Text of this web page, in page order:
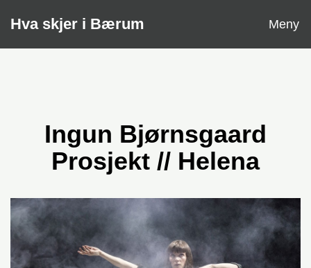
Hva skjer i Bærum Meny
Ingun Bjørnsgaard
Prosjekt // Helena